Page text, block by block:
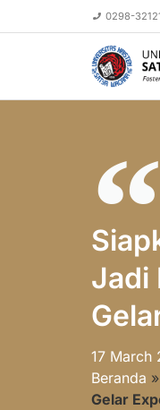
0298-
Jadi
17 March
Beranda »
Gelar